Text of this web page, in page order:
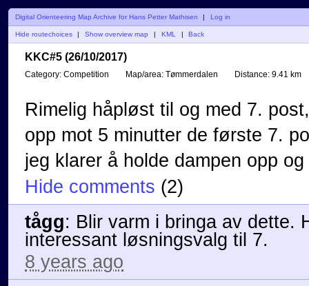
Digital Orienteering Map Archive for Hans Petter Mathisen | Log in
Hide routechoices Show overview map KML Back
KKC#5 (26/10/2017)
Category: Competition Map/area: Tømmerdalen Distance: 9.41 km
Rimelig håpløst til og med 7.
opp mot 5 minutter de første 7.
jeg klarer å holde dampen opp
Hide comments (2)
tågg: Blir varm i bringa av dette.
interessant løsningsvalg til 7.
8 years ago